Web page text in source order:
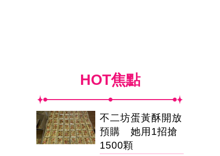
HOT焦點
不二坊蛋黃酥開放
預購 她用1招搶
1500顆